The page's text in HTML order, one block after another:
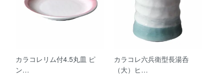
カラコレリム付4.5丸皿 ピ
ン…
カラコレ六兵衛型長湯呑
（大）ヒ…